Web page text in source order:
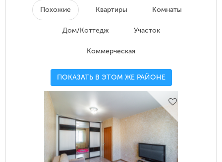
Похожие Квартиры Комнаты
Дом/Коттедж Участок
Коммерческая
ПОКАЗАТЬ В ЭТОМ ЖЕ РАЙОНЕ